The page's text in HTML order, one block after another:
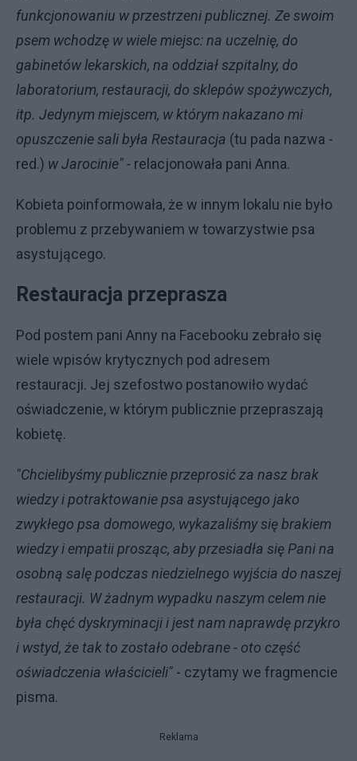
funkcjonowaniu w przestrzeni publicznej. Ze swoim
psem wchodzę w wiele miejsc: na uczelnię, do
gabinetów lekarskich, na oddział szpitalny, do
laboratorium, restauracji, do sklepów spożywczych,
itp. Jedynym miejscem, w którym nakazano mi
opuszczenie sali była Restauracja (tu pada nazwa -
red.) w Jarocinie" - relacjonowała pani Anna.
Kobieta poinformowała, że w innym lokalu nie było
problemu z przebywaniem w towarzystwie psa
asystującego.
Restauracja przeprasza
Pod postem pani Anny na Facebooku zebrało się
wiele wpisów krytycznych pod adresem
restauracji. Jej szefostwo postanowiło wydać
oświadczenie, w którym publicznie przepraszają
kobietę.
"Chcielibyśmy publicznie przeprosić za nasz brak
wiedzy i potraktowanie psa asystującego jako
zwykłego psa domowego, wykazaliśmy się brakiem
wiedzy i empatii prosząc, aby przesiadła się Pani na
osobną salę podczas niedzielnego wyjścia do naszej
restauracji. W żadnym wypadku naszym celem nie
była chęć dyskryminacji i jest nam naprawdę przykro
i wstyd, że tak to zostało odebrane - oto część
oświadczenia właścicieli" - czytamy we fragmencie
pisma.
Reklama